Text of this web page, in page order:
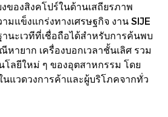
ของสิงคโปร์ในด้านเสถียรภาพ
มแข็งแกร่งทางเศรษฐกิจ งาน SIJE
นะเวทีที่เชื่อถือได้สำหรับการค้นพบ
ายาก เครื่องบอกเวลาชั้นเลิศ รวม
โลยีใหม่ ๆ ของอุตสาหกรรม โดย
นแวดวงการค้าและผู้บริโภคจากทั่ว